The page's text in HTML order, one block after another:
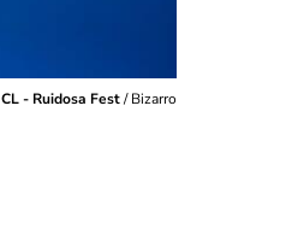
CL - Ruidosa Fest/Bizarro